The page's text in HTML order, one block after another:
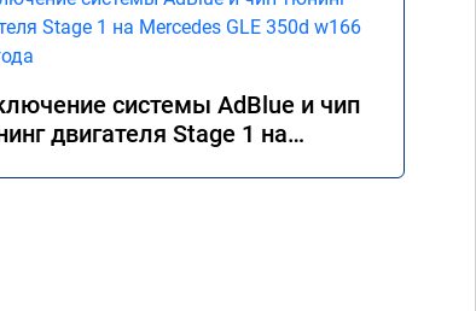
системы AdBlue и чип
двигателя Stage 1 на